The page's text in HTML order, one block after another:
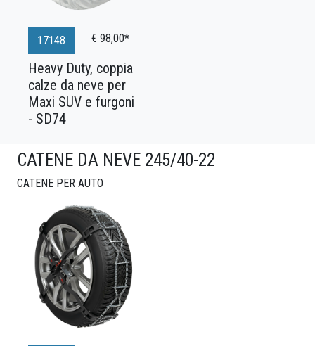
17148 € 98,00*
Heavy Duty, coppia
calze da neve per
Maxi SUV e furgoni
- SD74
CATENE DA NEVE 245/40-22
CATENE PER AUTO